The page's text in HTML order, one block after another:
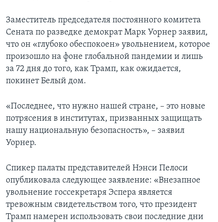
Заместитель председателя постоянного комитета
Сената по разведке демократ Марк Уорнер заявил,
что он «глубоко обеспокоен» увольнением, которое
произошло на фоне глобальной пандемии и лишь
за 72 дня до того, как Трамп, как ожидается,
покинет Белый дом.
«Последнее, что нужно нашей стране, – это новые
потрясения в институтах, призванных защищать
нашу национальную безопасность», – заявил
Уорнер.
Спикер палаты представителей Нэнси Пелоси
опубликовала следующее заявление: «Внезапное
увольнение госсекретаря Эспера является
тревожным свидетельством того, что президент
Трамп намерен использовать свои последние дни